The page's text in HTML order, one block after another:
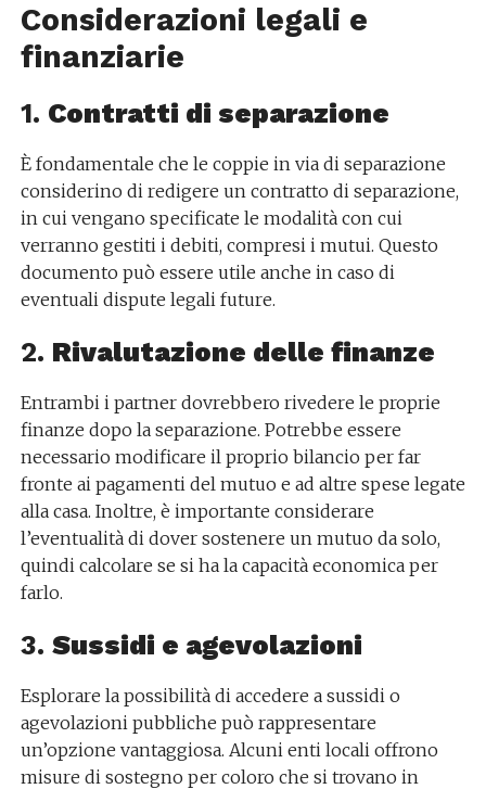
Considerazioni legali e
finanziarie
1. Contratti di separazione
È fondamentale che le coppie in via di separazione
considerino di redigere un contratto di separazione,
in cui vengano specificate le modalità con cui
verranno gestiti i debiti, compresi i mutui. Questo
documento può essere utile anche in caso di
eventuali dispute legali future.
2. Rivalutazione delle finanze
Entrambi i partner dovrebbero rivedere le proprie
finanze dopo la separazione. Potrebbe essere
necessario modificare il proprio bilancio per far
fronte ai pagamenti del mutuo e ad altre spese legate
alla casa. Inoltre, è importante considerare
l’eventualità di dover sostenere un mutuo da solo,
quindi calcolare se si ha la capacità economica per
farlo.
3. Sussidi e agevolazioni
Esplorare la possibilità di accedere a sussidi o
agevolazioni pubbliche può rappresentare
un’opzione vantaggiosa. Alcuni enti locali offrono
misure di sostegno per coloro che si trovano in